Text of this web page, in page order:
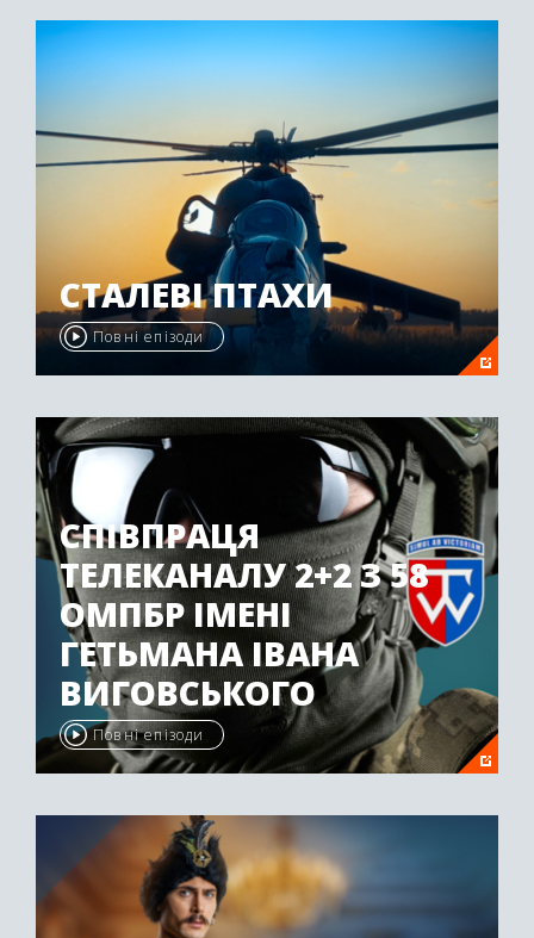
СТАЛЕВІ ПТАХИ
Повні епізоди
СПІВПРАЦЯ
ТЕЛЕКАНАЛУ 2+2 З 58
ОМПБР ІМЕНІ
ГЕТЬМАНА ІВАНА
ВИГОВСЬКОГО
Повні епізоди